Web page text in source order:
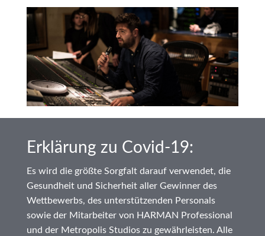
Erklärung zu Covid-19:
Es wird die größte Sorgfalt darauf verwendet, die
Gesundheit und Sicherheit aller Gewinner des
Wettbewerbs, des unterstützenden Personals
sowie der Mitarbeiter von HARMAN Professional
und der Metropolis Studios zu gewährleisten. Alle